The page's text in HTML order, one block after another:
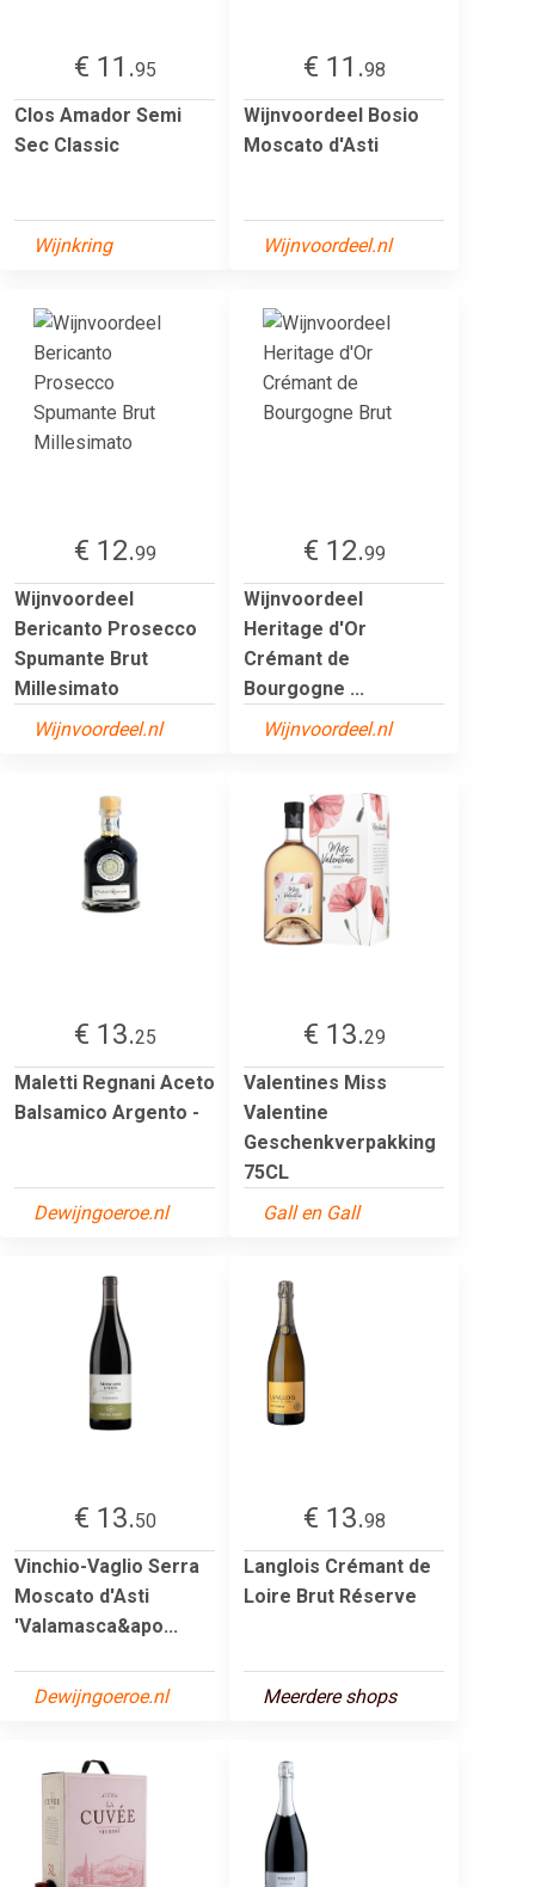
€ 11.95
Clos Amador Semi
Sec Classic
Wijnkring
€ 11.98
Wijnvoordeel Bosio
Moscato d'Asti
Wijnvoordeel.nl
€ 12.99
Wijnvoordeel
Bericanto Prosecco
Spumante Brut
Millesimato
Wijnvoordeel.nl
€ 12.99
Wijnvoordeel
Heritage d'Or
Crémant de
Bourgogne ...
Wijnvoordeel.nl
€ 13.25
Maletti Regnani Aceto
Balsamico Argento -
Dewijngoeroe.nl
€ 13.29
Valentines Miss
Valentine
Geschenkverpakking
75CL
Gall en Gall
€ 13.50
Vinchio-Vaglio Serra
Moscato d'Asti
'Valamasca&apo...
Dewijngoeroe.nl
€ 13.98
Langlois Crémant de
Loire Brut Réserve
Meerdere shops